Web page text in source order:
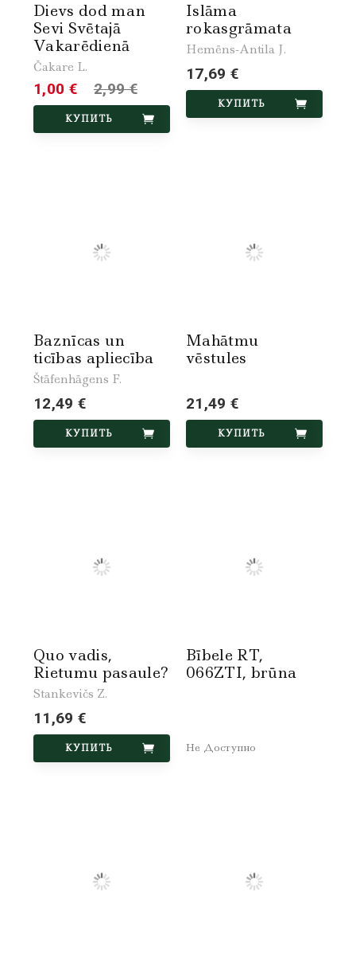
Dievs dod man
Sevi Svētajā
Vakarēdienā
Čakare L.
1,00 € 2,99 €
КУПИТЬ
Islāma
rokasgrāmata
Hemēns-Antila J.
17,69 €
КУПИТЬ
Baznīcas un
ticības apliecība
Štāfenhāgens F.
12,49 €
КУПИТЬ
Mahātmu
vēstules
21,49 €
КУПИТЬ
Quo vadis,
Rietumu pasaule?
Stankevičs Z.
11,69 €
КУПИТЬ
Bībele RT,
066ZTI, brūna
Не Доступно